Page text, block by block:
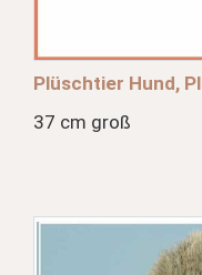
Plüschtier Hund,
37 cm groß